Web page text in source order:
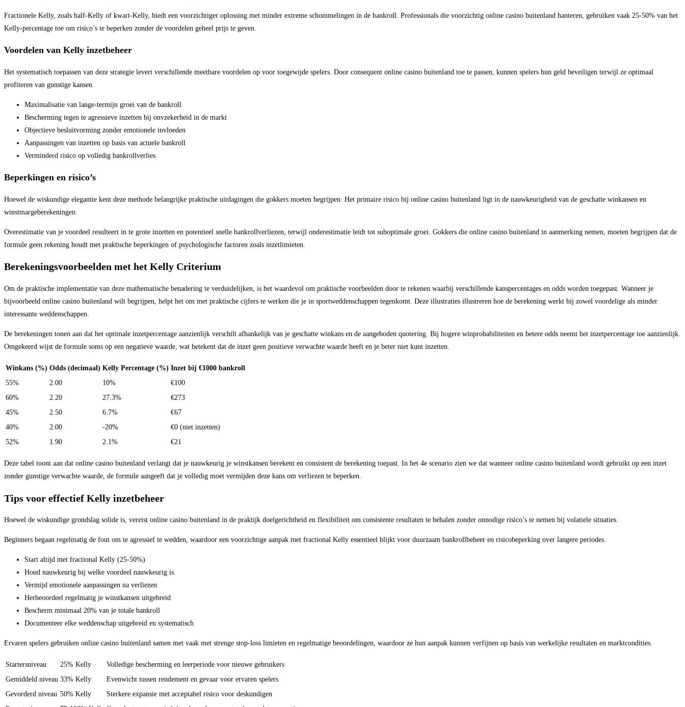
Fractionele Kelly, zoals half-Kelly of kwart-Kelly, biedt een voorzichtiger oplossing met minder extreme schommelingen in de bankroll. Professionals die voorzichtig online casino buitenland hanteren, gebruiken vaak 25-50% van het
Kelly-percentage toe om risico’s te beperken zonder de voordelen geheel prijs te geven.
Voordelen van Kelly inzetbeheer
Het systematisch toepassen van deze strategie levert verschillende meetbare voordelen op voor toegewijde spelers. Door consequent online casino buitenland toe te passen, kunnen spelers hun geld beveiligen terwijl ze optimaal
profiteren van gunstige kansen.
Maximalisatie van lange-termijn groei van de bankroll
Bescherming tegen te agressieve inzetten bij onvzekerheid in de markt
Objectieve besluitvorming zonder emotionele invloeden
Aanpassingen van inzetten op basis van actuele bankroll
Verminderd risico op volledig bankrollverlies
Beperkingen en risico’s
Hoewel de wiskundige elegantie kent deze methode belangrijke praktische uitdagingen die gokkers moeten begrijpen. Het primaire risico bij online casino buitenland ligt in de nauwkeurigheid van de geschatte winkansen en
winstmargeberekeningen.
Overestimatie van je voordeel resulteert in te grote inzetten en potentieel snelle bankrollverliezen, terwijl onderestimatie leidt tot suboptimale groei. Gokkers die online casino buitenland in aanmerking nemen, moeten begrijpen dat de
formule geen rekening houdt met praktische beperkingen of psychologische factoren zoals inzetlimieten.
Berekeningsvoorbeelden met het Kelly Criterium
Om de praktische implementatie van deze mathematische benadering te verduidelijken, is het waardevol om praktische voorbeelden door te rekenen waarbij verschillende kanspercentages en odds worden toegepast. Wanneer je
bijvoorbeeld online casino buitenland wilt begrijpen, helpt het om met praktische cijfers te werken die je in sportweddenschappen tegenkomt. Deze illustraties illustreren hoe de berekening werkt bij zowel voordelige als minder
interessante weddenschappen.
De berekeningen tonen aan dat het optimale inzetpercentage aanzienlijk verschilt afhankelijk van je geschatte winkans en de aangeboden quotering. Bij hogere winprobabiliteiten en betere odds neemt het inzetpercentage toe aanzienlijk.
Omgekeerd wijst de formule soms op een negatieve waarde, wat betekent dat de inzet geen positieve verwachte waarde heeft en je beter niet kunt inzetten.
Winkans (%) Odds (decimaal) Kelly Percentage (%) Inzet bij €1000 bankroll
55%
2.00 10%
€100
60%
2.20 27.3%
€273
45%
2.50 6.7%
€67
40%
2.00 -20%
€0 (niet inzetten)
52%
1.90 2.1% €21
Deze tabel toont aan dat online casino buitenland verlangt dat je nauwkeurig je winstkansen berekent en consistent de berekening toepast. In het 4e scenario zien we dat wanneer online casino buitenland wordt gebruikt op een inzet
zonder gunstige verwachte waarde, de formule aangeeft dat je volledig moet vermijden deze kans om verliezen te beperken.
Tips voor effectief Kelly inzetbeheer
Hoewel de wiskundige grondslag solide is, vereist online casino buitenland in de praktijk doelgerichtheid en flexibiliteit om consistente resultaten te behalen zonder onnodige risico’s te nemen bij volatiele situaties.
Beginners begaan regelmatig de fout om te agressief te wedden, waardoor een voorzichtige aanpak met fractional Kelly essentieel blijkt voor duurzaam bankrollbeheer en risicobeperking over langere periodes.
Start altijd met fractional Kelly (25-50%)
Houd nauwkeurig bij welke voordeel nauwkeurig is
Vermijd emotionele aanpassingen na verliezen
Herbeoordeel regelmatig je winstkansen uitgebreid
Bescherm minimaal 20% van je totale bankroll
Documenteer elke weddenschap uitgebreid en systematisch
Ervaren spelers gebruiken online casino buitenland samen met vaak met strenge stop-loss limieten en regelmatige beoordelingen, waardoor ze hun aanpak kunnen verfijnen op basis van werkelijke resultaten en marktcondities.
Startersniveau 25% Kelly
Volledige bescherming en leerperiode voor nieuwe gebruikers
Gemiddeld niveau 33% Kelly
Evenwicht tussen rendement en gevaar voor ervaren spelers
Gevorderd niveau 50% Kelly
Sterkere expansie met acceptabel risico voor deskundigen